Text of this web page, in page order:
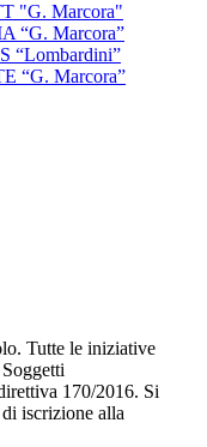
"G. Marcora"
“G. Marcora”
“Lombardini”
“G. Marcora”
Tutte le iniziative
170/2016. Si
iscrizione alla